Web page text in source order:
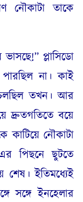
নৌকাটা তাকে
প্লাসিডো
না। কাই
চলছিল তখন। আর
দ্রুতগতিতে বয়ে
কাটিয়ে নৌকাটা
পিছনে ছুটতে
শেষ। ইতিমধ্যেই
সঙ্গে ইনহেলার